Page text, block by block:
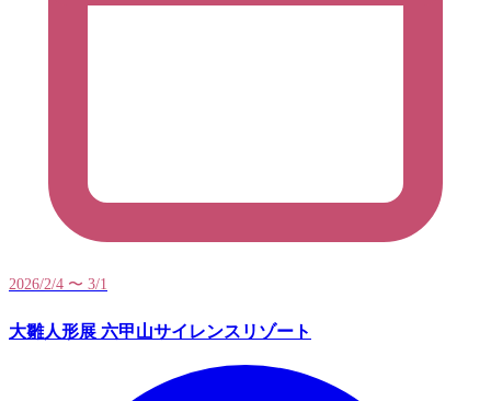
2026/2/4 〜 3/1
大雛人形展 六甲山サイレンスリゾート